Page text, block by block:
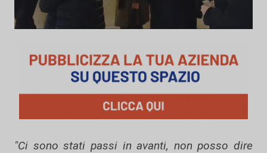
"Ci sono stati passi in avanti, non posso dire